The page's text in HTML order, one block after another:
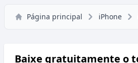
Página principal iPhone
Baixe gratuitamente o